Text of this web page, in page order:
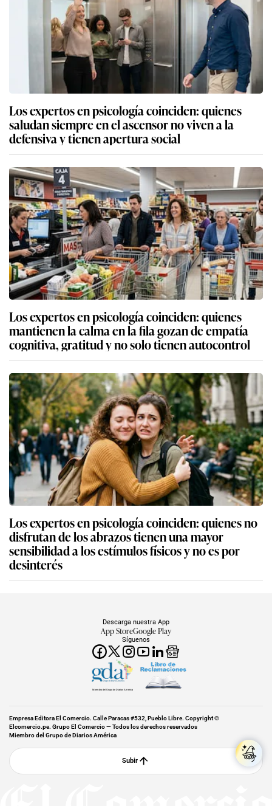
Los expertos en psicología coinciden: quienes
saludan siempre en el ascensor no viven a la
defensiva y tienen apertura social
Los expertos en psicología coinciden: quienes
mantienen la calma en la fila gozan de empatía
cognitiva, gratitud y no solo tienen autocontrol
Los expertos en psicología coinciden: quienes no
disfrutan de los abrazos tienen una mayor
sensibilidad a los estímulos físicos y no es por
desinterés
Síguenos
Descarga nuestra App
App StoreGoogle Play
Miembro del Grupo de Diarios América
Empresa Editora El Comercio. Calle Paracas #532, Pueblo Libre. Copyright ©
Elcomercio.pe. Grupo El Comercio — Todos los derechos reservados
Miembro del Grupo de Diarios América
Subir